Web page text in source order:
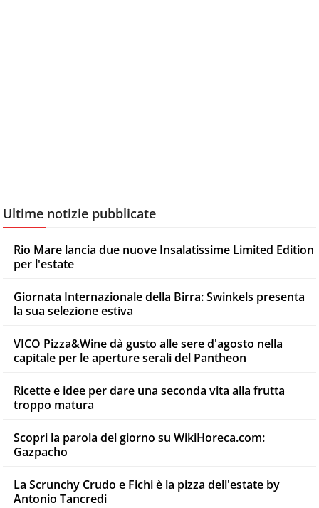
Ultime notizie pubblicate
Rio Mare lancia due nuove Insalatissime Limited Edition
per l'estate
Giornata Internazionale della Birra: Swinkels presenta
la sua selezione estiva
VICO Pizza&Wine dà gusto alle sere d'agosto nella
capitale per le aperture serali del Pantheon
Ricette e idee per dare una seconda vita alla frutta
troppo matura
Scopri la parola del giorno su WikiHoreca.com:
Gazpacho
La Scrunchy Crudo e Fichi è la pizza dell'estate by
Antonio Tancredi